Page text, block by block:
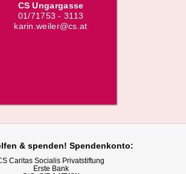
CS Ungargasse
01/71753 - 3113
karin.weiler@cs.at
& spenden! Spendenkonto:
Caritas Socialis Privatstiftung
Erste Bank